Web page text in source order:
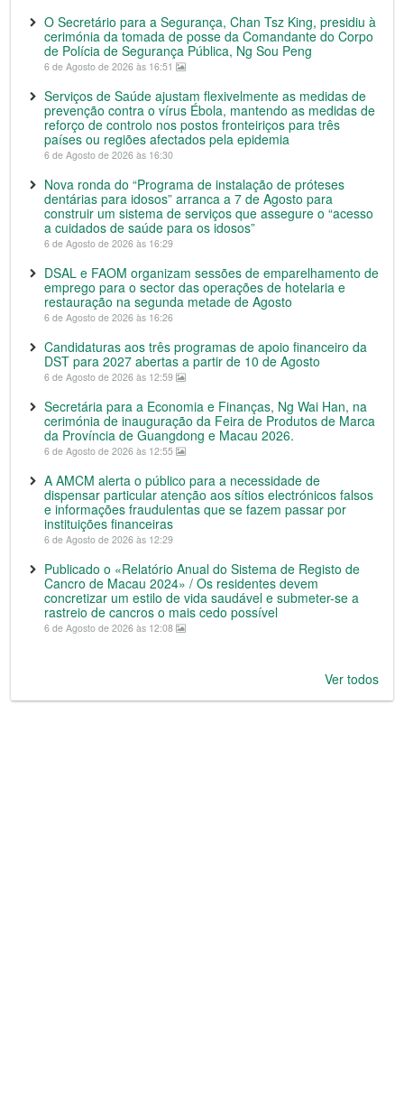
O Secretário para a Segurança, Chan Tsz King, presidiu à
cerimónia da tomada de posse da Comandante do Corpo
de Polícia de Segurança Pública, Ng Sou Peng
6 de Agosto de 2026 às 16:51
Serviços de Saúde ajustam flexivelmente as medidas de
prevenção contra o vírus Ébola, mantendo as medidas de
reforço de controlo nos postos fronteiriços para três
países ou regiões afectados pela epidemia
6 de Agosto de 2026 às 16:30
Nova ronda do “Programa de instalação de próteses
dentárias para idosos” arranca a 7 de Agosto para
construir um sistema de serviços que assegure o “acesso
a cuidados de saúde para os idosos”
6 de Agosto de 2026 às 16:29
DSAL e FAOM organizam sessões de emparelhamento de
emprego para o sector das operações de hotelaria e
restauração na segunda metade de Agosto
6 de Agosto de 2026 às 16:26
Candidaturas aos três programas de apoio financeiro da
DST para 2027 abertas a partir de 10 de Agosto
6 de Agosto de 2026 às 12:59
Secretária para a Economia e Finanças, Ng Wai Han, na
cerimónia de inauguração da Feira de Produtos de Marca
da Província de Guangdong e Macau 2026.
6 de Agosto de 2026 às 12:55
A AMCM alerta o público para a necessidade de
dispensar particular atenção aos sítios electrónicos falsos
e informações fraudulentas que se fazem passar por
instituições financeiras
6 de Agosto de 2026 às 12:29
Publicado o «Relatório Anual do Sistema de Registo de
Cancro de Macau 2024» / Os residentes devem
concretizar um estilo de vida saudável e submeter-se a
rastreio de cancros o mais cedo possível
6 de Agosto de 2026 às 12:08
Ver todos